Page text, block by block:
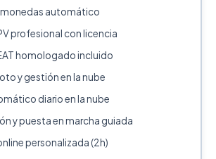
automático
profesional con licencia
homologado incluido
y gestión en la nube
diario en la nube
y puesta en marcha guiada
personalizada (2h)